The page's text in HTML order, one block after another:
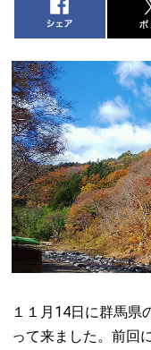
１１月14日に群馬県
って来ました。前回